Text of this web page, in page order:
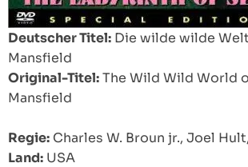
Deutscher Titel: Die wilde wilde
Mansfield
Original-Titel:The Wild Wild World
Mansfield
Regie: Charles W. Broun jr., Joel
Land: USA